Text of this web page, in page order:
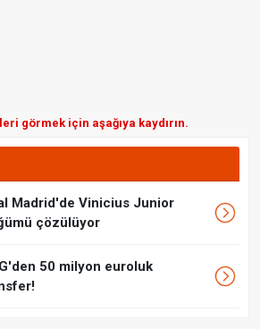
görmek için aşağıya kaydırın.
Madrid'de Vinicius Junior
çözülüyor
50 milyon euroluk